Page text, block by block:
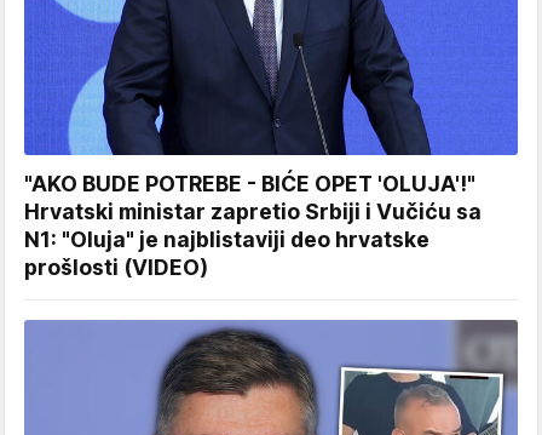
"AKO BUDE POTREBE - BIĆE OPET 'OLUJA'!"
Hrvatski ministar zapretio Srbiji i Vučiću sa
N1: "Oluja" je najblistaviji deo hrvatske
prošlosti (VIDEO)